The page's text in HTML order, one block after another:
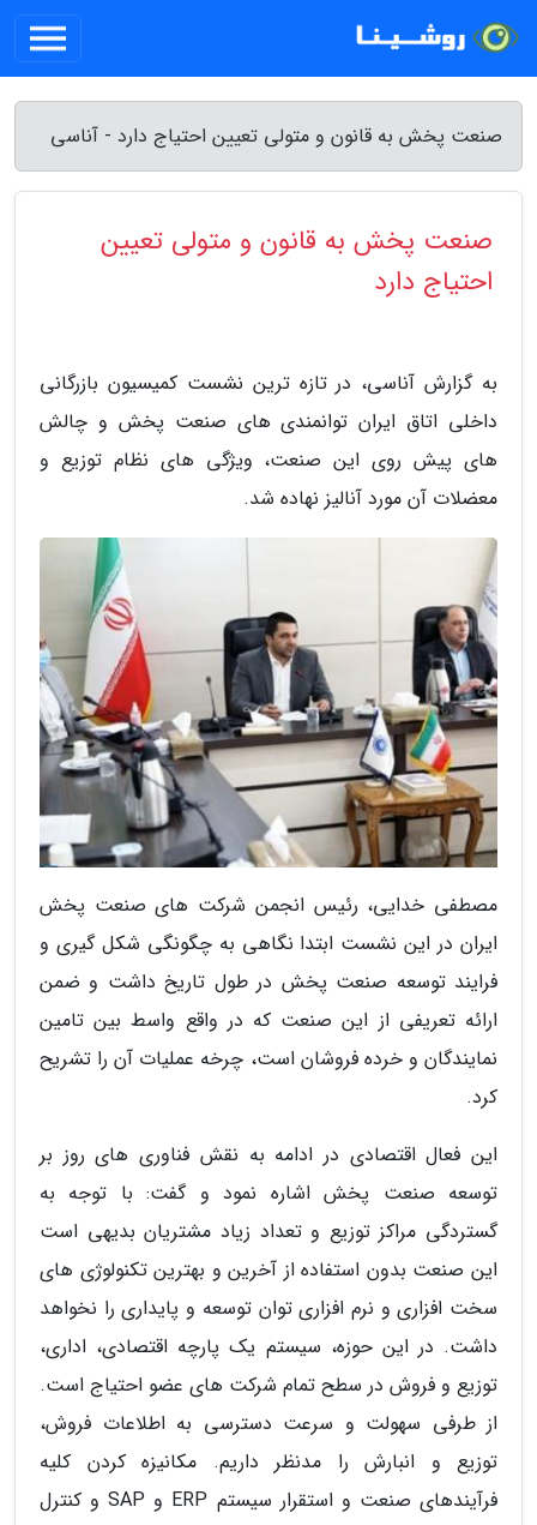
صنعت پخش به قانون و متولی تعیین احتیاج دارد - آناسی
صنعت پخش به قانون و متولی تعیین
احتیاج دارد
به گزارش آناسی، در تازه ترین نشست کمیسیون بازرگانی
داخلی اتاق ایران توانمندی های صنعت پخش و چالش
های پیش روی این صنعت، ویژگی های نظام توزیع و
معضلات آن مورد آنالیز نهاده شد.
مصطفی خدایی، رئیس انجمن شرکت های صنعت پخش
ایران در این نشست ابتدا نگاهی به چگونگی شکل گیری و
فرایند توسعه صنعت پخش در طول تاریخ داشت و ضمن
ارائه تعریفی از این صنعت که در واقع واسط بین تامین
نمایندگان و خرده فروشان است، چرخه عملیات آن را تشریح
کرد.
این فعال اقتصادی در ادامه به نقش فناوری های روز بر
توسعه صنعت پخش اشاره نمود و گفت: با توجه به
گستردگی مراکز توزیع و تعداد زیاد مشتریان بدیهی است
این صنعت بدون استفاده از آخرین و بهترین تکنولوژی های
سخت افزاری و نرم افزاری توان توسعه و پایداری را نخواهد
داشت. در این حوزه، سیستم یک پارچه اقتصادی، اداری،
توزیع و فروش در سطح تمام شرکت های عضو احتیاج است.
از طرفی سهولت و سرعت دسترسی به اطلاعات فروش،
توزیع و انبارش را مدنظر داریم. مکانیزه کردن کلیه
فرآیندهای صنعت و استقرار سیستم ERP و SAP و کنترل